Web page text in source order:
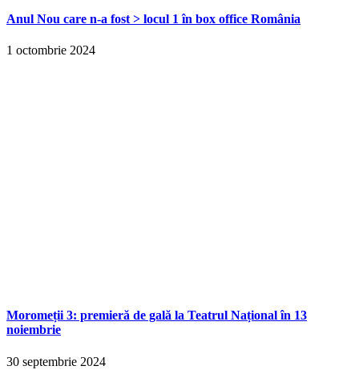
Anul Nou care n-a fost > locul 1 în box office România
1 octombrie 2024
Moromeții 3: premieră de gală la Teatrul Național în 13
noiembrie
30 septembrie 2024